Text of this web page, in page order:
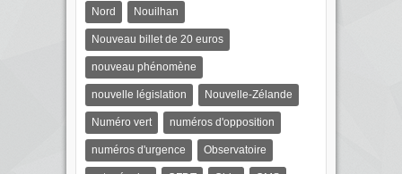
Nord Nouilhan
Nouveau billet de 20 euros
nouveau phénomène
nouvelle législation Nouvelle-Zélande
Numéro vert numéros d'opposition
numéros d'urgence Observatoire